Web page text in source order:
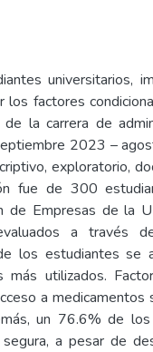
universitarios,
los factores
la carrera de
2023 –
exploratorio,
fue de 300
de Empresas de la
a través
los estudiantes se
utilizados.
a medicamentos
un 76.6% de
a pesar de